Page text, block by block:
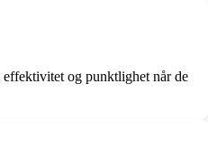
effektivitet og punktlighet når de